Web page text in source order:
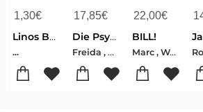
1,30€
Linos Bauernhof-bildergeschichten - (6 X 10 Ex.)
...
17,85€
Die Psychiaterin - Wurde ihr der Job zum Verhängnis?
Freida , McFadden
22,00€
BILL!
Marc , Weydert